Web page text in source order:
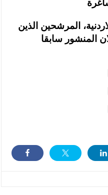
المرشحين الذين
المنشور سابقا